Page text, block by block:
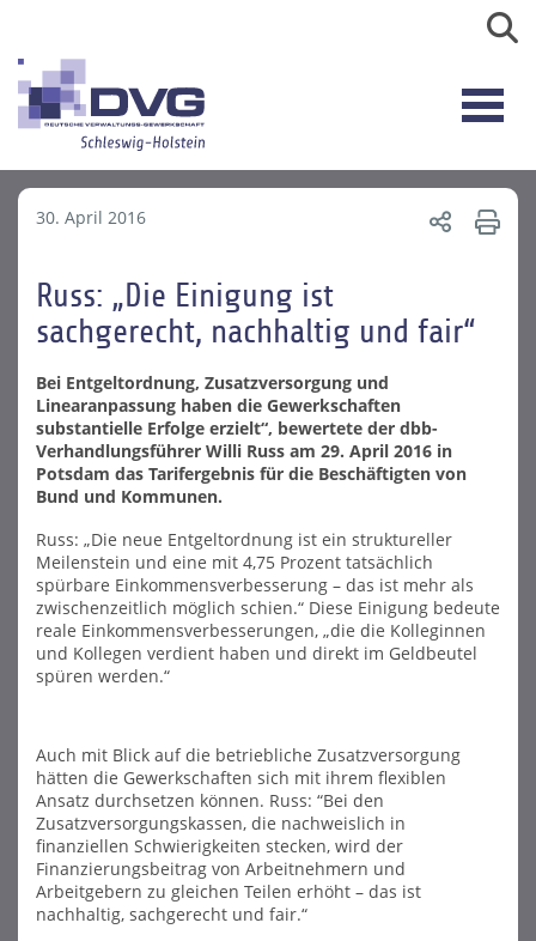
30. April 2016
Russ: „Die Einigung ist
sachgerecht, nachhaltig und fair“
Bei Entgeltordnung, Zusatzversorgung und
Linearanpassung haben die Gewerkschaften
substantielle Erfolge erzielt“, bewertete der dbb-
Verhandlungsführer Willi Russ am 29. April 2016 in
Potsdam das Tarifergebnis für die Beschäftigten von
Bund und Kommunen.
Russ: „Die neue Entgeltordnung ist ein struktureller
Meilenstein und eine mit 4,75 Prozent tatsächlich
spürbare Einkommensverbesserung – das ist mehr als
zwischenzeitlich möglich schien.“ Diese Einigung bedeute
reale Einkommensverbesserungen, „die die Kolleginnen
und Kollegen verdient haben und direkt im Geldbeutel
spüren werden.“
Auch mit Blick auf die betriebliche Zusatzversorgung
hätten die Gewerkschaften sich mit ihrem flexiblen
Ansatz durchsetzen können. Russ: “Bei den
Zusatzversorgungskassen, die nachweislich in
finanziellen Schwierigkeiten stecken, wird der
Finanzierungsbeitrag von Arbeitnehmern und
Arbeitgebern zu gleichen Teilen erhöht – das ist
nachhaltig, sachgerecht und fair.“